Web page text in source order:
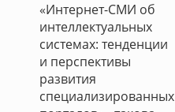
«Интернет-СМИ об
интеллектуальных
системах: тенденции
и перспективы
развития
специализированных